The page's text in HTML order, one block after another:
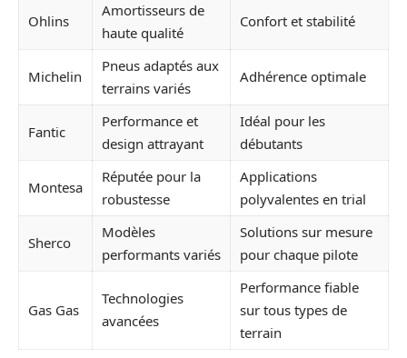
Ohlins
Amortisseurs de
haute qualité
Confort et stabilité
Michelin
Pneus adaptés aux
terrains variés
Adhérence optimale
Fantic
Performance et
design attrayant
Idéal pour les
débutants
Montesa
Réputée pour la
robustesse
Applications
polyvalentes en trial
Sherco
Modèles
performants variés
Solutions sur mesure
pour chaque pilote
Gas Gas
Technologies
avancées
Performance fiable
sur tous types de
terrain